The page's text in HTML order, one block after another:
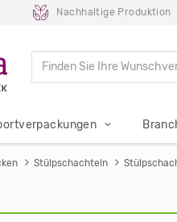
Nachhaltige Produktion
Stülpschachteln